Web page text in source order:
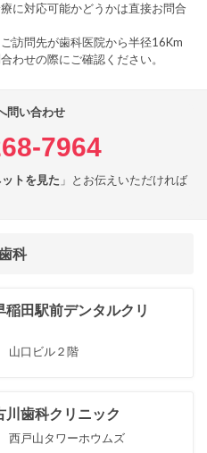
に対応可能かどうかは直接お問合
訪問先が歯科医院から半径16Km
わせの際にご確認ください。
問い合わせ
7964
トを見た 」とお伝えいただければ
科
田駅前デンタルクリ
山口ビル２階
歯科クリニック
西戸山タワーホウムズ